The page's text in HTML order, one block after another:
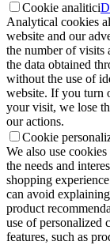
Cookie analitici
Analytical cookies
website and our
the number of visits
the data obtained
without the use of
website. If you turn
your visit, we lose
our actions.
Cookie
We also use
the needs and
shopping
can avoid
product
use of personalized
features, such as